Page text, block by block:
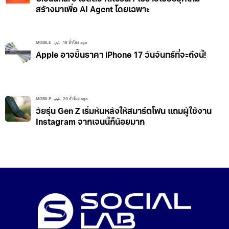
สร้างมาเพื่อ AI Agent โดยเฉพาะ
MOBILE 18 ชั่วโมง ago
Apple อาจขึ้นราคา iPhone 17 วันจันทร์ที่จะถึงนี้!
MOBILE 20 ชั่วโมง ago
วัยรุ่น Gen Z เริ่มหันหลังให้สมาร์ตโฟน แถมผู้ใช้งาน
Instagram จากเจนนี้ก็น้อยมาก